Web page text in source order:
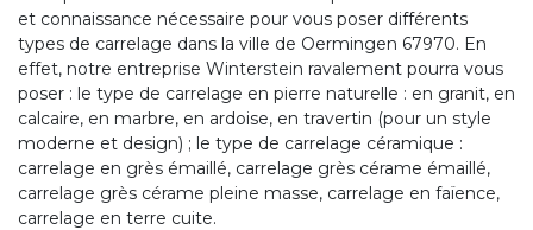
et connaissance nécessaire pour vous poser différents
types de carrelage dans la ville de Oermingen 67970. En
effet, notre entreprise Winterstein ravalement pourra vous
poser : le type de carrelage en pierre naturelle : en granit, en
calcaire, en marbre, en ardoise, en travertin (pour un style
moderne et design) ; le type de carrelage céramique :
carrelage en grès émaillé, carrelage grès cérame émaillé,
carrelage grès cérame pleine masse, carrelage en faïence,
carrelage en terre cuite.